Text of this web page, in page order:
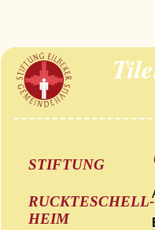
STIFTUNG
RUCKTESCHELL-
HEIM